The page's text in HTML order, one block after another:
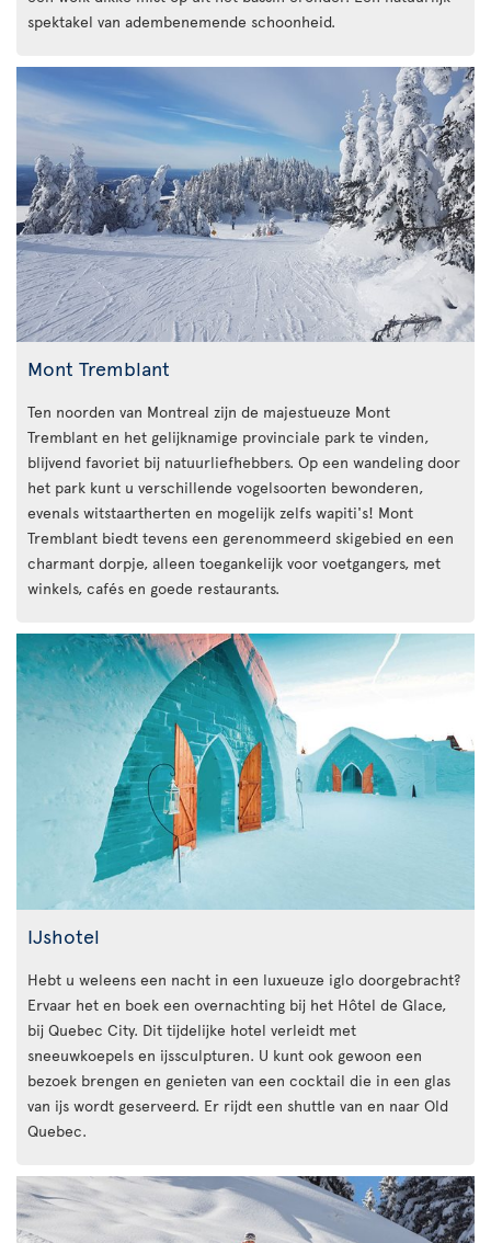
spektakel van adembenemende schoonheid.
Mont Tremblant
Ten noorden van Montreal zijn de majestueuze Mont
Tremblant en het gelijknamige provinciale park te vinden,
blijvend favoriet bij natuurliefhebbers. Op een wandeling door
het park kunt u verschillende vogelsoorten bewonderen,
evenals witstaartherten en mogelijk zelfs wapiti's! Mont
Tremblant biedt tevens een gerenommeerd skigebied en een
charmant dorpje, alleen toegankelijk voor voetgangers, met
winkels, cafés en goede restaurants.
IJshotel
Hebt u weleens een nacht in een luxueuze iglo doorgebracht?
Ervaar het en boek een overnachting bij het Hôtel de Glace,
bij Quebec City. Dit tijdelijke hotel verleidt met
sneeuwkoepels en ijssculpturen. U kunt ook gewoon een
bezoek brengen en genieten van een cocktail die in een glas
van ijs wordt geserveerd. Er rijdt een shuttle van en naar Old
Quebec.